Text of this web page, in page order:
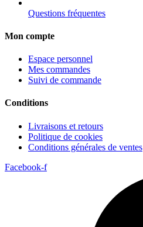
Questions fréquentes
Mon compte
Espace personnel
Mes commandes
Suivi de commande
Conditions
Livraisons et retours
Politique de cookies
Conditions générales de ventes
Facebook-f